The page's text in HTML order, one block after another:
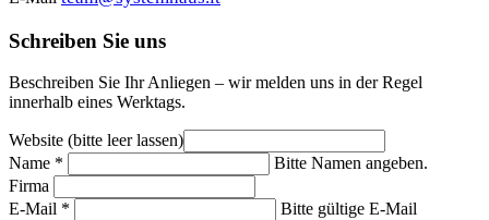
Schreiben Sie uns
Beschreiben Sie Ihr Anliegen – wir melden uns in der Regel
innerhalb eines Werktags.
Website (bitte leer lassen)
Name *
Bitte Namen angeben.
Firma
E-Mail *
Bitte gültige E-Mail